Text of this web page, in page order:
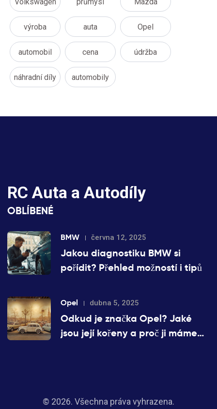
výroba auta Opel
automobil cena údržba
náhradní díly automobily
RC Auta a Autodíly
OBLÍBENÉ
BMW června 12, 2025
Jakou diagnostiku BMW si
pořídit? Přehled možností i tipů
Opel dubna 5, 2025
Odkud je značka Opel? Jaké
jsou její kořeny a proč ji máme
© 2026. Všechna práva vyhrazena.